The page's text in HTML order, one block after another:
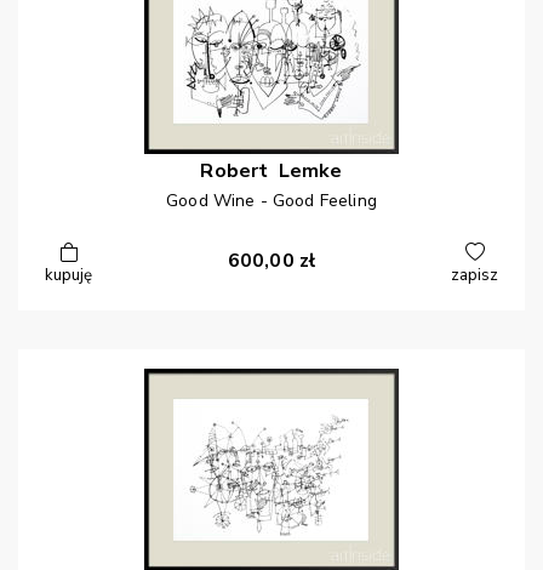
Robert Lemke
Good Wine - Good Feeling
kupuję
600,00 zł
zapisz